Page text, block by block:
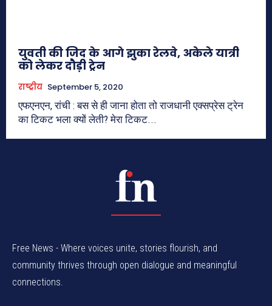
युवती की जिद के आगे झुका रेलवे, अकेले यात्री
को लेकर दौड़ी ट्रेन
राष्ट्रीय September 5, 2020
एफएनएन, रांची : बस से ही जाना होता तो राजधानी एक्सप्रेस ट्रेन
का टिकट भला क्यों लेती? मेरा टिकट...
Free News - Where voices unite, stories flourish, and
community thrives through open dialogue and meaningful
connections.